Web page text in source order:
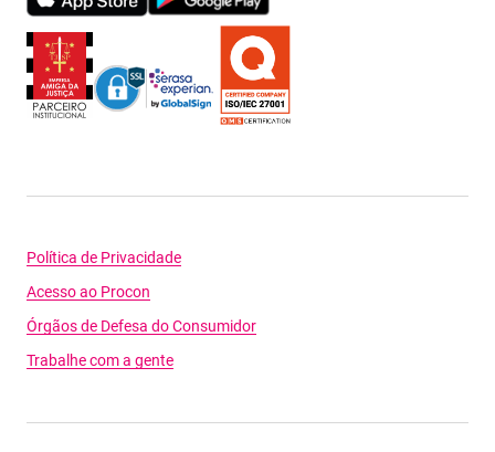
Política de Privacidade
Acesso ao Procon
Órgãos de Defesa do Consumidor
Trabalhe com a gente